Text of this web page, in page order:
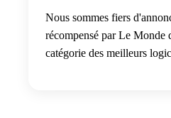
Nous sommes fiers
récompensé par Le Monde
catégorie des meilleurs